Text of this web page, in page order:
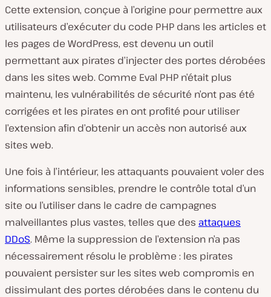
Cette extension, conçue à l’origine pour permettre aux
utilisateurs d’exécuter du code PHP dans les articles et
les pages de WordPress, est devenu un outil
permettant aux pirates d’injecter des portes dérobées
dans les sites web. Comme Eval PHP n’était plus
maintenu, les vulnérabilités de sécurité n’ont pas été
corrigées et les pirates en ont profité pour utiliser
l’extension afin d’obtenir un accès non autorisé aux
sites web.
Une fois à l’intérieur, les attaquants pouvaient voler des
informations sensibles, prendre le contrôle total d’un
site ou l’utiliser dans le cadre de campagnes
malveillantes plus vastes, telles que des attaques
DDoS. Même la suppression de l’extension n’a pas
nécessairement résolu le problème : les pirates
pouvaient persister sur les sites web compromis en
dissimulant des portes dérobées dans le contenu du